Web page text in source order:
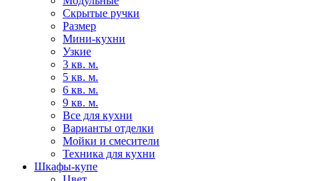
Скрытые ручки
Размер
Мини-кухни
Узкие
3 кв. м.
5 кв. м.
6 кв. м.
9 кв. м.
Все для кухни
Варианты отделки
Мойки и смесители
Техника для кухни
Шкафы-купе